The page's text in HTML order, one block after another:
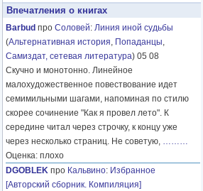
Впечатления о книгах
Barbud про Соловей: Линия иной судьбы
(Альтернативная история, Попаданцы,
Самиздат, сетевая литература) 05 08
Скучно и монотонно. Линейное
малохудожественное повествование идет
семимильными шагами, напоминая по стилю
скорее сочинение "Как я провел лето". К
середине читал через строчку, к концу уже
через несколько страниц. Не советую, ………
Оценка: плохо
DGOBLEK про Кальвино: Избранное
[Авторский сборник. Компиляция]